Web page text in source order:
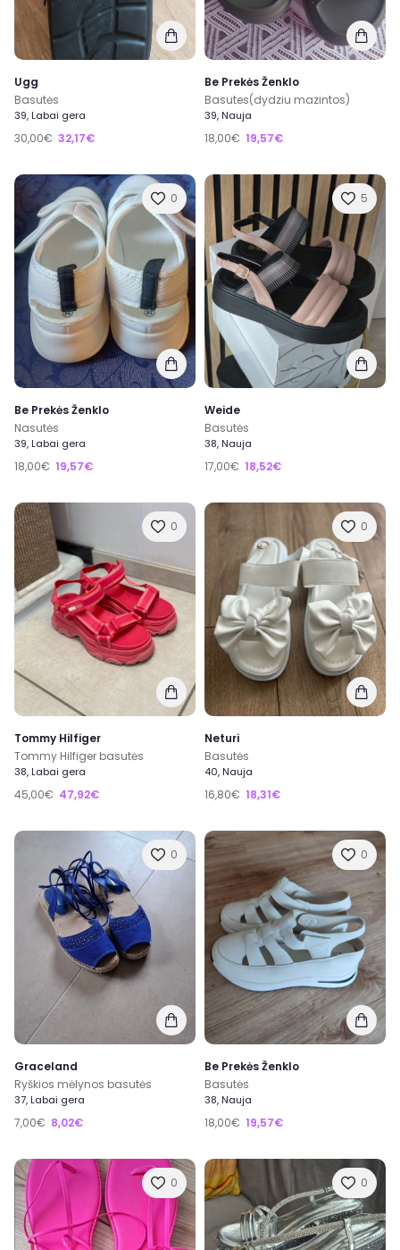
Ugg
Basutės
39, Labai gera
30,00€ 32,17€
Be Prekės Ženklo
Basutes(dydziu mazintos)
39, Nauja
18,00€ 19,57€
0
Be Prekės Ženklo
Nasutės
39, Labai gera
18,00€ 19,57€
5
Weide
Basutės
38, Nauja
17,00€ 18,52€
0
Tommy Hilfiger
Tommy Hilfiger basutės
38, Labai gera
45,00€ 47,92€
0
Neturi
Basutės
40, Nauja
16,80€ 18,31€
0
Graceland
Ryškios mėlynos basutės
37, Labai gera
7,00€ 8,02€
0
Be Prekės Ženklo
Basutės
38, Nauja
18,00€ 19,57€
0 0